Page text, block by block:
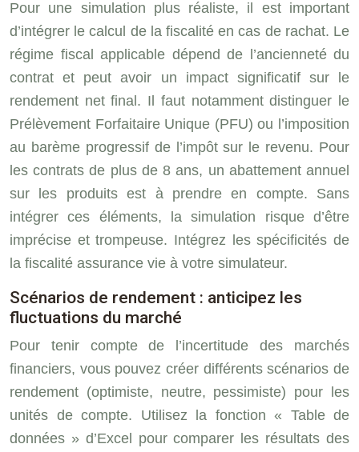
Pour une simulation plus réaliste, il est important
d’intégrer le calcul de la fiscalité en cas de rachat. Le
régime fiscal applicable dépend de l’ancienneté du
contrat et peut avoir un impact significatif sur le
rendement net final. Il faut notamment distinguer le
Prélèvement Forfaitaire Unique (PFU) ou l’imposition
au barème progressif de l’impôt sur le revenu. Pour
les contrats de plus de 8 ans, un abattement annuel
sur les produits est à prendre en compte. Sans
intégrer ces éléments, la simulation risque d’être
imprécise et trompeuse. Intégrez les spécificités de
la fiscalité assurance vie à votre simulateur.
Scénarios de rendement : anticipez les
fluctuations du marché
Pour tenir compte de l’incertitude des marchés
financiers, vous pouvez créer différents scénarios de
rendement (optimiste, neutre, pessimiste) pour les
unités de compte. Utilisez la fonction « Table de
données » d’Excel pour comparer les résultats des